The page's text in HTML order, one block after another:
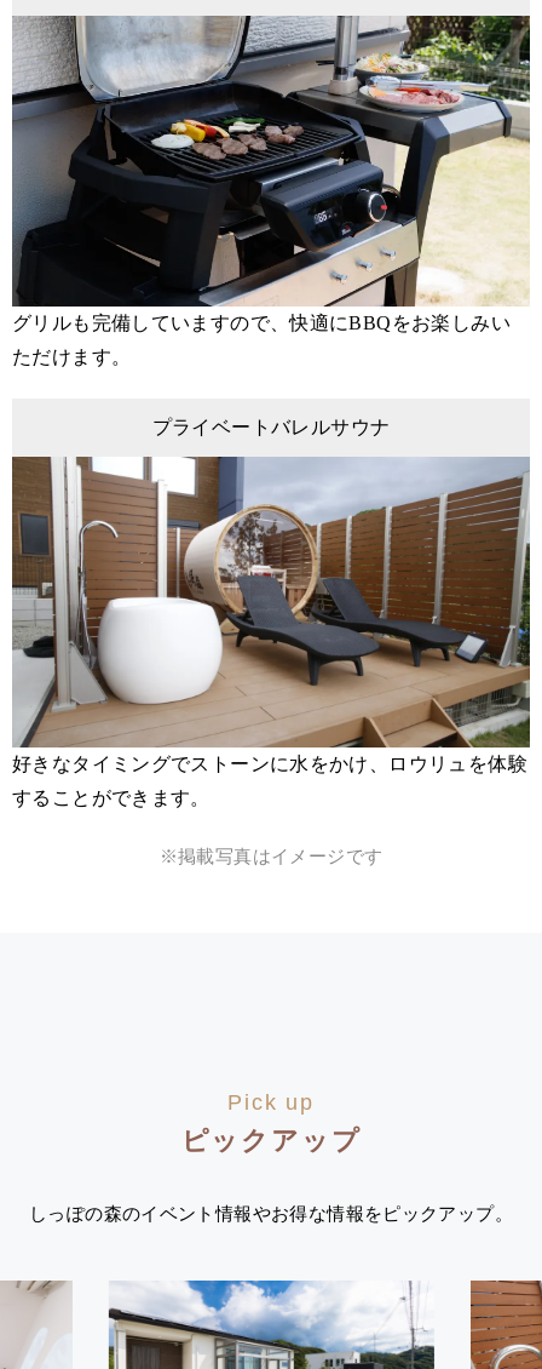
グリルも完備していますので、快適にBBQをお楽しみい
ただけます。
プライベートバレルサウナ
好きなタイミングでストーンに水をかけ、ロウリュを体験
することができます。
※掲載写真はイメージです
Pick up
ピックアップ
しっぽの森のイベント情報やお得な情報をピックアップ。